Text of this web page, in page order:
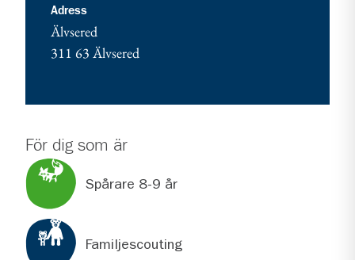
Adressadress för Älvsered - var med och starta!
Älvsered
311 63 Älvsered
För dig som är
Spårare 8-9 år
Familjescouting